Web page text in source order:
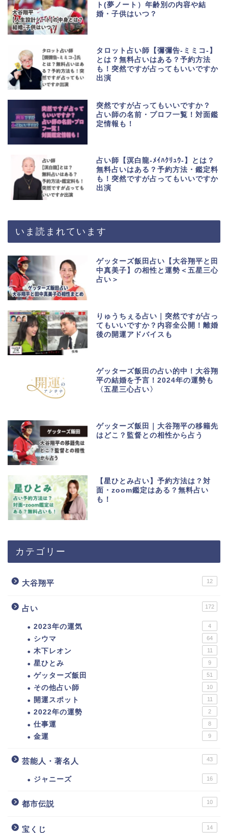
ト(夢ノート）年齢別の内容や結
婚・子供はいつ？
タロット占い師【彌彌告-ミミコ-】
とは？無料占いはある？予約方法
も！突然ですが占ってもいいですか
出演
突然ですが占ってもいいですか？
占い師の名前・プロフ一覧！対面鑑
定情報も！
占い師【溟白龍-ﾒｲﾊｸﾘｭｳ-】とは？
無料占いはある？予約方法・鑑定料
も！突然ですが占ってもいいですか
出演
いま読まれています
ゲッターズ飯田占い【大谷翔平と田
中真美子】の相性と運勢＜五星三心
占い＞
りゅうちぇる占い｜突然ですが占っ
てもいいですか？内容全公開！離婚
後の開運アドバイスも
ゲッターズ飯田の占い的中！大谷翔
平の結婚を予言！2024年の運勢も
〈五星三心占い〉
ゲッターズ飯田｜大谷翔平の移籍先
はどこ？監督との相性から占う
【星ひとみ占い】予約方法は？対
面・zoom鑑定はある？無料占い
も！
カテゴリー
大谷翔平 12
占い 172
2023年の運気 4
シウマ 64
木下レオン 11
星ひとみ 9
ゲッターズ飯田 51
その他占い師 10
開運スポット 11
2022年の運勢 2
仕事運 8
金運 9
芸能人・著名人 43
ジャニーズ 16
都市伝説 10
宝くじ 14